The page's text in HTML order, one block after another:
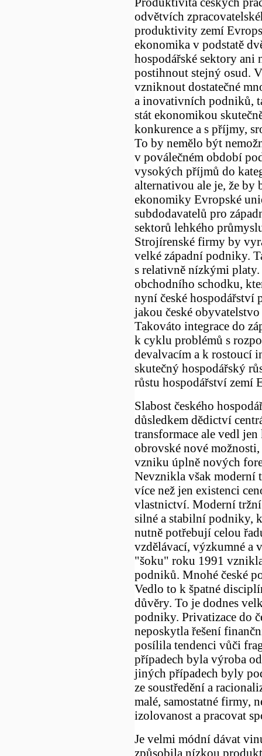
odvětvích
produktivity zemí
ekonomika v podstatě
hospodářské sektory ani
postihnout stejný osud.
vzniknout dostatečné
a inovativních podniků,
stát ekonomikou
konkurence a s příjmy,
To by nemělo být
v poválečném období
vysokých příjmů do
alternativou ale je, že by
ekonomiky Evropské
subdodavatelů pro
sektorů lehkého
Strojírenské firmy by
velké západní podniky.
s relativně nízkými
obchodního schodku,
nyní české hospodářství
jakou české
Takováto integrace do
k cyklu problémů s
devalvacím a k rostoucí
skutečný hospodářský
růstu hospodářství zemí
Slabost českého
důsledkem dědictví
transformace ale vedl
obrovské nové
vzniku úplně nových
Nevznikla však moderní
více než jen existenci
vlastnictví. Moderní
silné a stabilní podniky,
nutně potřebují celou
vzdělávací, výzkumné a
"šoku" roku 1991
podniků. Mnohé české
Vedlo to k špatné
důvěry. To je dodnes
podniky. Privatizace do
neposkytla řešení
posílila tendenci vůči
případech byla výroba
jiných případech byly
ze soustředění a
malé, samostatné firmy,
izolovanost a pracovat
Je velmi módní dávat
způsobila nízkou